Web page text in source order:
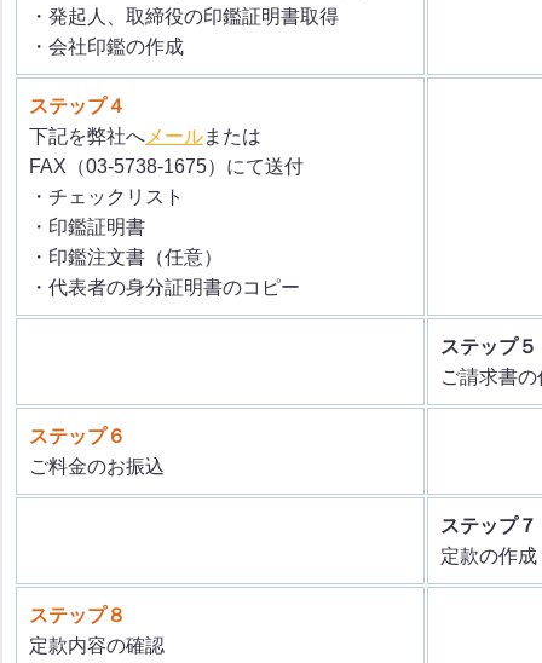
・発起人、取締役の印鑑証明書取得
・会社印鑑の作成
ステップ４
下記を弊社へメールまたは
FAX（03-5738-1675）にて送付
・チェックリスト
・印鑑証明書
・印鑑注文書（任意）
・代表者の身分証明書のコピー
ステップ５
ご請求書の
ステップ６
ご料金のお振込
ステップ７
定款の作成
ステップ８
定款内容の確認